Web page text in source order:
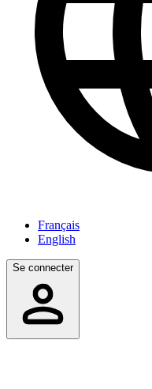
Français
English
Se connecter